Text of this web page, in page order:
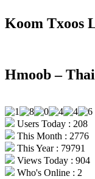
Koom Txoos
Hmoob –
Users Today : 208
This Month : 2776
This Year : 79791
Views Today : 904
Who's Online : 2